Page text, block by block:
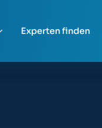
Experten finden